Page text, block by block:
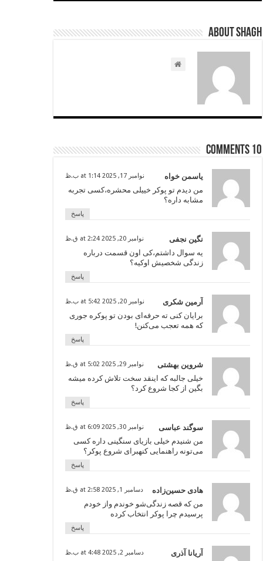
About shagh
10 comments
یاسمن خواه نوامبر 17, 2025 at 1:14 ب.ظ
من دیدم تو پوکر خییلی محشره،کسی تجربه
مشابه داره؟
پاسخ
نگین نجفی نوامبر 20, 2025 at 2:24 ق.ظ
یه سوال داشتم،کی اون قسمت درباره
زندگی شخصیش اوکیه؟
پاسخ
آرمین شکری نوامبر 20, 2025 at 5:42 ب.ظ
برایان کنی ته حرفه‌ای بودن تو پوکره جوری
که همه تعجب می‌کنن!
پاسخ
شروین بهشتی نوامبر 29, 2025 at 5:02 ق.ظ
خیلی جالبه که اینقد سخت تلاش کرده میشه
بگین از کجا شروع کرد؟
پاسخ
سوگند عباسی نوامبر 30, 2025 at 6:09 ق.ظ
من شنیدم خیلی بازیای سنگینی داره کسی
می‌تونه راهنمایی کنهبرای شروع پوکر؟
پاسخ
هادی حسین‌زاده دسامبر 1, 2025 at 2:58 ق.ظ
من که قصه زندگی‌شو خوندم واز خودم
پرسیدم چرا پوکر انتخاب کرده
پاسخ
آریانا آذری دسامبر 2, 2025 at 4:48 ب.ظ